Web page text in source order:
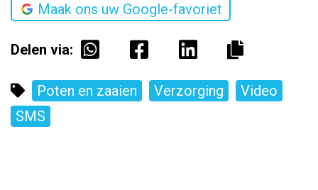
Maak ons uw Google-favoriet
Delen via:
Poten en zaaien Verzorging
Video
SMS